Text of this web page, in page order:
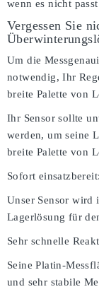
wenn es nicht
Vergessen Sie
Um die
notwendig, Ihr
breite Palette von
Ihr Sensor sollte
werden, um seine
breite Palette von
Sofort einsatzbereit:
Unser Sensor wird
Lagerlösung für
Sehr schnelle
Seine Platin-
und sehr stabile